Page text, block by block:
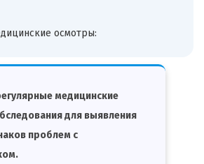
осмотры:
медицинские
для выявления
проблем с